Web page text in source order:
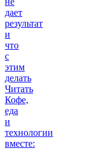
дает
результат
и
что
с
этим
делать
Читать
Кофе,
еда
и
технологии
вместе: